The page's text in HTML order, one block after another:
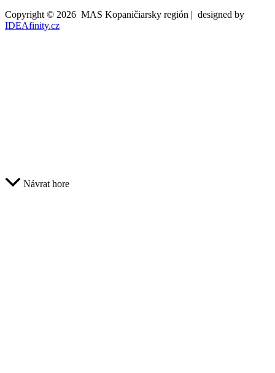
Copyright © 2026 MAS Kopaničiarsky región | designed by
IDEAfinity.cz
Návrat hore